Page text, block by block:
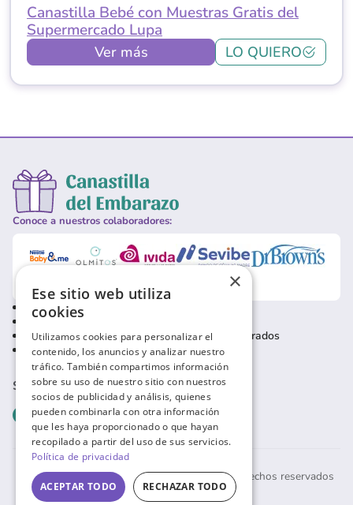
Canastilla Bebé con Muestras Gratis del
Supermercado Lupa
Ver más LO QUIERO
Conoce a nuestros colaboradores:
Política de privacidad
Política de cookies
Condiciones de uso
Aviso Legal
Baja usuarios registrados
SÍGUENOS EN REDES SOCIALES
© Canastilla del embarazo 2026. Todos los derechos reservados
×
Ese sitio web utiliza
cookies
Utilizamos cookies para personalizar el
contenido, los anuncios y analizar nuestro
tráfico. También compartimos información
sobre su uso de nuestro sitio con nuestros
socios de publicidad y análisis, quienes
pueden combinarla con otra información
que les haya proporcionado o que hayan
recopilado a partir del uso de sus servicios.
Política de privacidad
ACEPTAR TODO RECHAZAR TODO